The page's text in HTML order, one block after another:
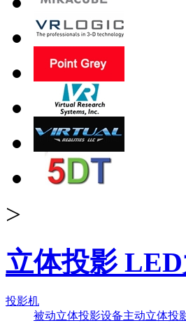
>
立体投影
投影机
被动立体投影设备主动立体投